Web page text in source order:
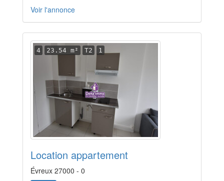
Voir l'annonce
4 23.54 m² T2 1
Location appartement
Évreux 27000 - 0